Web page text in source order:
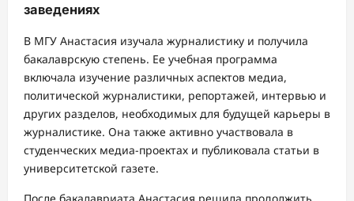
заведениях
В МГУ Анастасия изучала журналистику и получила
бакалаврскую степень. Ее учебная программа
включала изучение различных аспектов медиа,
политической журналистики, репортажей, интервью и
других разделов, необходимых для будущей карьеры в
журналистике. Она также активно участвовала в
студенческих медиа-проектах и публиковала статьи в
университетской газете.